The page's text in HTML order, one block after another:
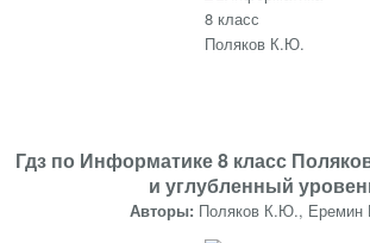
Гдз по Информатике 8 класс
и углубленный
Авторы: Поляков К.Ю., Еремин